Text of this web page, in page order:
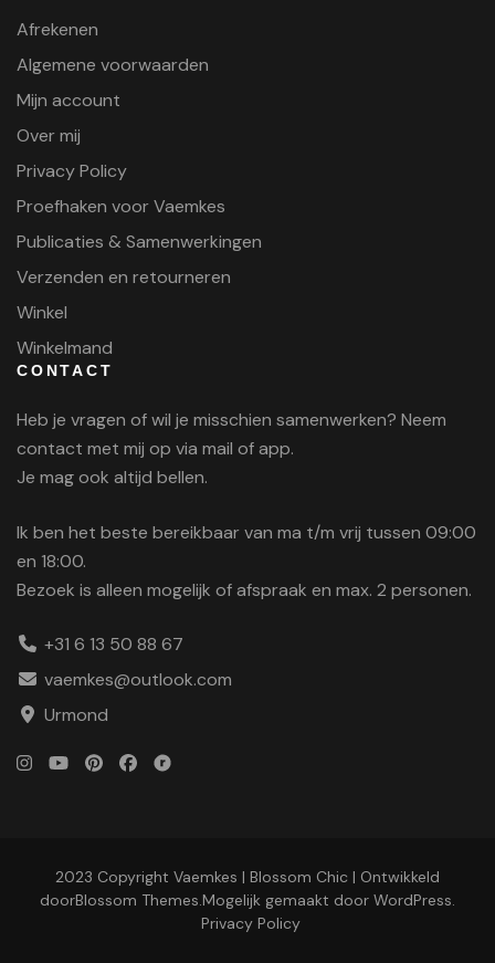
Afrekenen
Algemene voorwaarden
Mijn account
Over mij
Privacy Policy
Proefhaken voor Vaemkes
Publicaties & Samenwerkingen
Verzenden en retourneren
Winkel
Winkelmand
CONTACT
Heb je vragen of wil je misschien samenwerken? Neem
contact met mij op via mail of app.
Je mag ook altijd bellen.
Ik ben het beste bereikbaar van ma t/m vrij tussen 09:00
en 18:00.
Bezoek is alleen mogelijk of afspraak en max. 2 personen.
+31 6 13 50 88 67
vaemkes@outlook.com
Urmond
2023 Copyright Vaemkes | Blossom Chic | Ontwikkeld
doorBlossom Themes.Mogelijk gemaakt door WordPress.
Privacy Policy